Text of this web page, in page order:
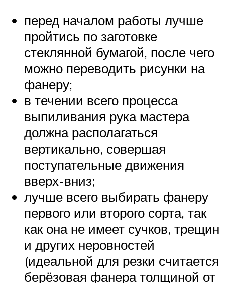
перед началом работы лучше
пройтись по заготовке
стеклянной бумагой, после чего
можно переводить рисунки на
фанеру;
в течении всего процесса
выпиливания рука мастера
должна располагаться
вертикально, совершая
поступательные движения
вверх-вниз;
лучше всего выбирать фанеру
первого или второго сорта, так
как она не имеет сучков, трещин
и других неровностей
(идеальной для резки считается
берёзовая фанера толщиной от